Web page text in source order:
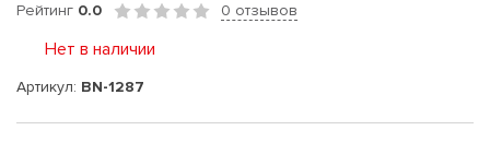
Рейтинг 0.0 0 отзывов
Нет в наличии
Артикул: BN-1287